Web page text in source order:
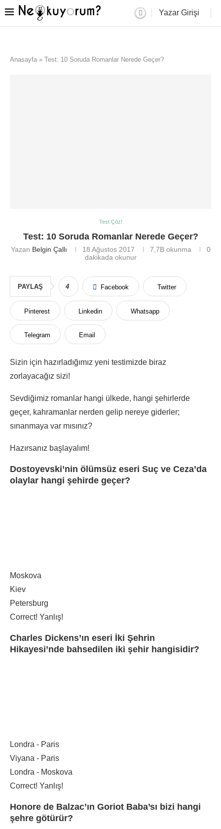
Yazar Girişi
Anasayfa » Test: 10 Soruda Romanlar Nerede Geçer?
Test Çöz!
Test: 10 Soruda Romanlar Nerede Geçer?
Yazan Belgin Çallı 18 Ağustos 2017 7,7Bokunma
0
dakikada okunur
PAYLAŞ 4 Facebook Twitter
Pinterest Linkedin Whatsapp
Telegram Email
Sizin için hazırladığımız yeni testimizde biraz
zorlayacağız sizi!
Sevdiğimiz romanlar hangi ülkede, hangi şehirlerde
geçer, kahramanlar nerden gelip nereye giderler;
sınanmaya var mısınız?
Hazırsanız başlayalım!
Dostoyevski’nin ölümsüz eseri Suç ve Ceza’da
olaylar hangi şehirde geçer?
Moskova
Kiev
Petersburg
Correct! Yanlış!
Charles Dickens’ın eseri İki Şehrin
Hikayesi’nde bahsedilen iki şehir hangisidir?
Londra - Paris
Viyana - Paris
Londra - Moskova
Correct! Yanlış!
Honore de Balzac’ın Goriot Baba’sı bizi hangi
şehre götürür?